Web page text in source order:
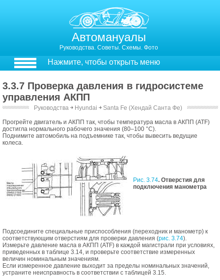
Автомануалы
Руководства. Советы. Схемы. Фото
Нажмите, чтобы открыть меню
3.3.7 Проверка давления в гидросистеме
управления АКПП
Руководства ￫ Hyundai ￫ Santa Fe (Хендай Санта Фе)
Прогрейте двигатель и АКПП так, чтобы температура масла в АКПП (ATF)
достигла нормального рабочего значения (80–100 °С).
Поднимите автомобиль на подъемнике так, чтобы вывесить ведущие
колеса.
Рис. 3.74. Отверстия для
подключения манометра
Подсоедините специальные приспособления (переходник и манометр) к
соответствующим отверстиям для проверки давления (рис. 3.74).
Измерьте давление масла в АКПП (ATF) в каждой магистрали при условиях,
приведенных в таблице 3.14, и проверьте соответствие измеренных
величин номинальным значениям.
Если измеренное давление выходит за пределы номинальных значений,
устраните неисправность в соответствии с таблицей 3.15.